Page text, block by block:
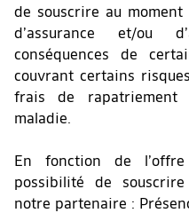
de souscrire au
d’assurance et/ou
conséquences de
couvrant certains
frais de rapatriement
maladie.
En fonction de
possibilité de
notre partenaire :